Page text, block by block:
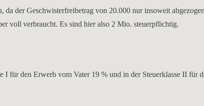
der Geschwisterfreibetrag von 20.000 nur insoweit
voll verbraucht. Es sind hier also 2 Mio. steuerpflichtig.
I für den Erwerb vom Vater 19 % und in der Steuerklasse II für